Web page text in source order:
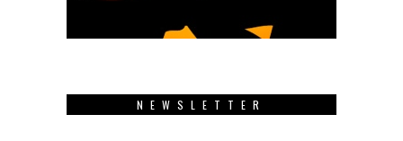
NEWSLETTER